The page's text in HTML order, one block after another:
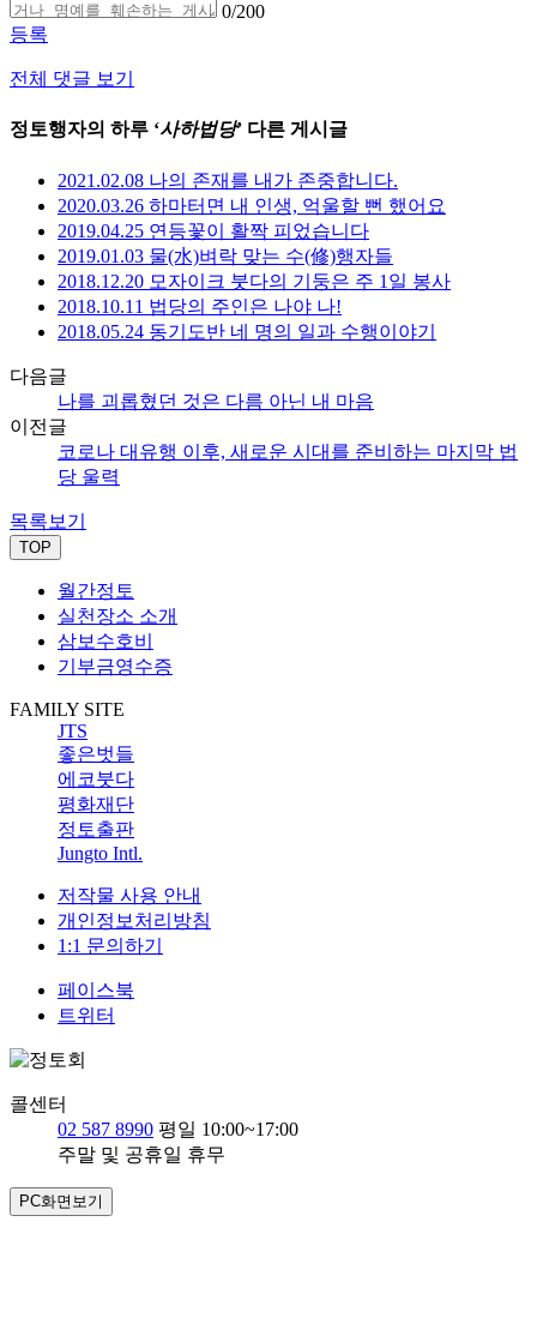
0/200
등록
전체 댓글 보기
정토행자의 하루 ‘사하법당’ 다른 게시글
2021.02.08 나의 존재를 내가 존중합니다.
2020.03.26 하마터면 내 인생, 억울할 뻔 했어요
2019.04.25 연등꽃이 활짝 피었습니다
2019.01.03 물(水)벼락 맞는 수(修)행자들
2018.12.20 모자이크 붓다의 기둥은 주 1일 봉사
2018.10.11 법당의 주인은 나야 나!
2018.05.24 동기도반 네 명의 일과 수행이야기
다음글
나를 괴롭혔던 것은 다름 아닌 내 마음
이전글
코로나 대유행 이후, 새로운 시대를 준비하는 마지막 법
당 울력
목록보기
TOP
월간정토
실천장소 소개
삼보수호비
기부금영수증
FAMILY SITE
JTS
좋은벗들
에코붓다
평화재단
정토출판
Jungto Intl.
저작물 사용 안내
개인정보처리방침
1:1 문의하기
페이스북
트위터
콜센터
02 587 8990 평일 10:00~17:00
주말 및 공휴일 휴무
PC화면보기